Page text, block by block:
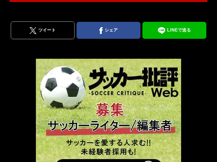
ツイート シェア LINEで送る